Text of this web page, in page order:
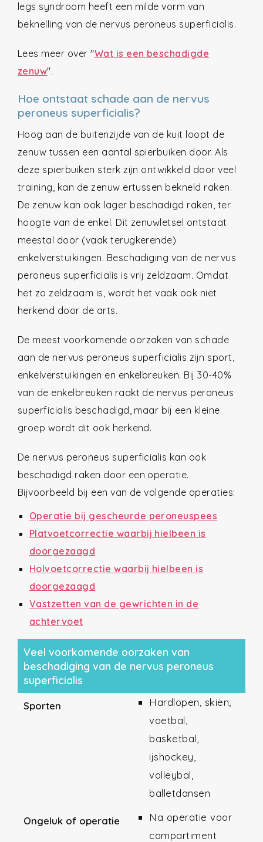
legs syndroom heeft een milde vorm van
beknelling van de nervus peroneus superficialis.
Lees meer over "Wat is een beschadigde
zenuw".
Hoe ontstaat schade aan de nervus
peroneus superficialis?
Hoog aan de buitenzijde van de kuit loopt de
zenuw tussen een aantal spierbuiken door. Als
deze spierbuiken sterk zijn ontwikkeld door veel
training, kan de zenuw ertussen bekneld raken.
De zenuw kan ook lager beschadigd raken, ter
hoogte van de enkel. Dit zenuwletsel ontstaat
meestal door (vaak terugkerende)
enkelverstuikingen. Beschadiging van de nervus
peroneus superficialis is vrij zeldzaam. Omdat
het zo zeldzaam is, wordt het vaak ook niet
herkend door de arts.
De meest voorkomende oorzaken van schade
aan de nervus peroneus superficialis zijn sport,
enkelverstuikingen en enkelbreuken. Bij 30-40%
van de enkelbreuken raakt de nervus peroneus
superficialis beschadigd, maar bij een kleine
groep wordt dit ook herkend.
De nervus peroneus superficialis kan ook
beschadigd raken door een operatie.
Bijvoorbeeld bij een van de volgende operaties:
Operatie bij gescheurde peroneuspees
Platvoetcorrectie waarbij hielbeen is
doorgezaagd
Holvoetcorrectie waarbij hielbeen is
doorgezaagd
Vastzetten van de gewrichten in de
achtervoet
Veel voorkomende oorzaken van
beschadiging van de nervus peroneus
superficialis
Sporten
Hardlopen, skiën,
voetbal,
basketbal,
ijshockey,
volleybal,
balletdansen
Ongeluk of operatie
Na operatie voor
compartiment